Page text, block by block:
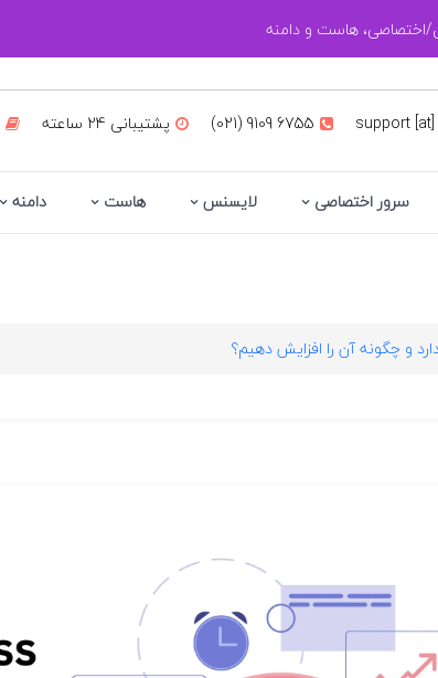
اختصاصی، هاست و دامنه
support
(021) 9109 6755 پشتیبانی 24 ساعته
سرور اختصاصی لایسنس هاست دامنه
و چگونه آن را افزایش دهیم؟